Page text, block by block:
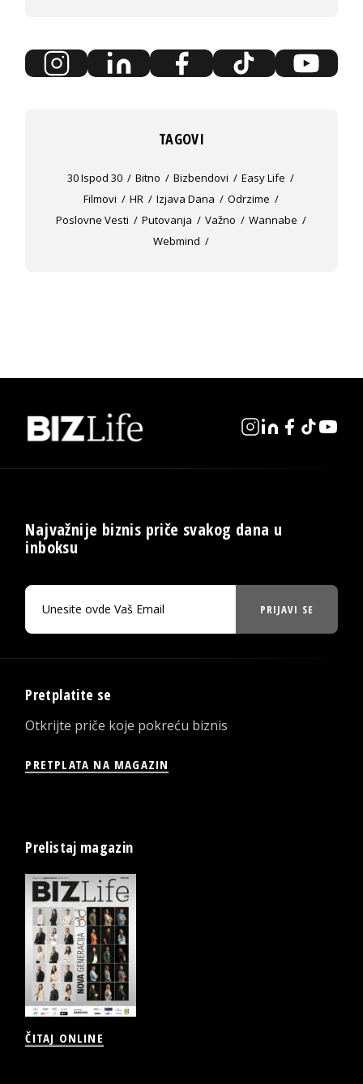
TAGOVI
30 Ispod 30 Bitno Bizbendovi
Easy Life
Filmovi
HR Izjava Dana
Odrzime
Poslovne Vesti
Putovanja Važno
Wannabe
Webmind
Najvažnije biznis priče svakog dana u
inboksu
PRIJAVI SE
Pretplatite se
Otkrijte priče koje pokreću biznis
PRETPLATA NA MAGAZIN
Prelistaj magazin
ČITAJ ONLINE